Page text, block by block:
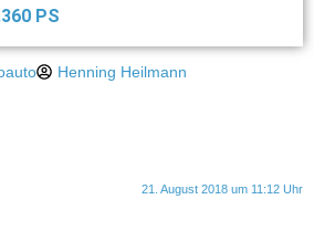
PS
Henning Heilmann
21. August 2018 um 11:12 Uhr